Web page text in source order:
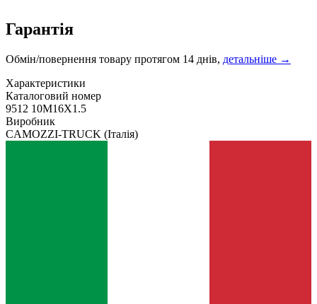
Гарантія
Обмін/повернення товару протягом 14 днів, детальніше →
Характеристики
Каталоговий номер
9512 10M16X1.5
Виробник
CAMOZZI-TRUCK (Італія)